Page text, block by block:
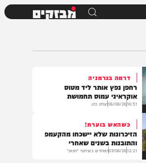
מבזקים
דרמה בגרמניה
רחפן נפץ אותר ליד מטוס
אוקראיני עמוס תחמושת
06/08/26 יצחק כהן
כשהאש בוערת!
הזיכרונות שלא יישכחו מהקעמפ
והתובנות בשנים שאחרי
12:21